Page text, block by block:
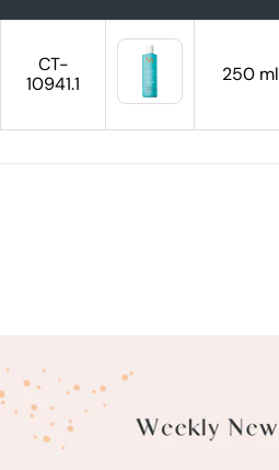
CT-
10941.1
250 ml